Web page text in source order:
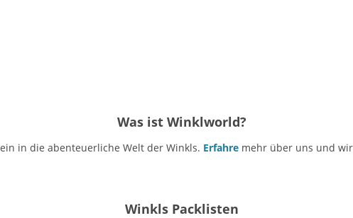
Was ist Winklworld?
in die abenteuerliche Welt der Winkls. Erfahremehr über uns und
Winkls Packlisten